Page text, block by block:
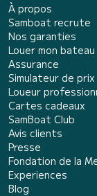
À propos
Samboat recrute
Nos garanties
Louer mon bateau
Assurance
Simulateur de prix
Loueur
Cartes cadeaux
SamBoat Club
Avis clients
Presse
Fondation de la
Experiences
Blog